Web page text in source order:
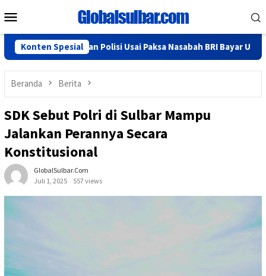
ke
Mobile
Konten Spesial
Diamankan Polisi Usai Paksa Nasabah BRI Bayar Uang Parkir
Beranda Berita
SDK Sebut Polri di Sulbar Mampu
Jalankan Perannya Secara
Konstitusional
GlobalSulbar.com
Juli 1, 2025
557 views